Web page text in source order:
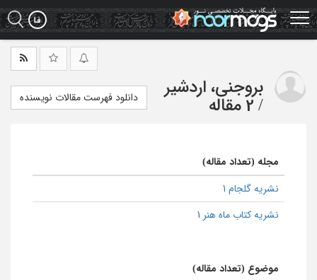
Skip
to
main
بروجنی، اردشیر
/ 2 مقاله دانلود فهرست مقالات نویسنده
مجله (تعداد مقاله)
نشریه گلجام 1
نشریه کتاب ماه هنر 1
موضوع (تعداد مقاله)